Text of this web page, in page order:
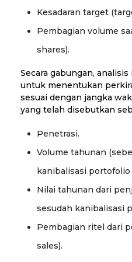
Kesadaran target
Pembagian volume
shares).
Secara gabungan,
untuk menentukan
sesuai dengan jangka
yang telah disebutkan
Penetrasi.
Volume tahunan
kanibalisasi portofolio
Nilai tahunan dari
sesudah kanibalisasi
Pembagian ritel dari
sales).